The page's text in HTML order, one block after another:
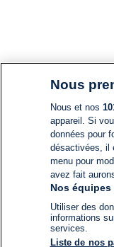
Nous
Nous et nos
appareil. Si
données pour
désactivées, il
menu pour
avez fait
Nos
Utiliser des
informations
services.
Liste de nos